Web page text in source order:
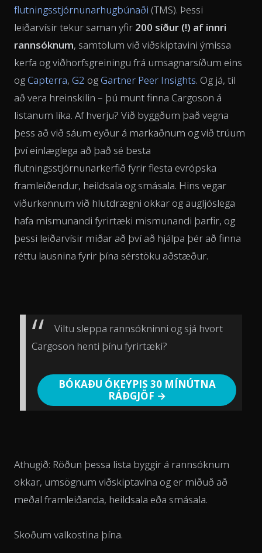
flutningsstjórnunarhugbúnaði (TMS). Þessi
leiðarvísir tekur saman yfir 200 síður (!) af innri
rannsóknum, samtölum við viðskiptavini ýmissa
kerfa og viðhorfsgreiningu frá umsagnarsíðum eins
ogCapterra, G2 og Gartner Peer Insights. Og já, til
að vera hreinskilin – þú munt finna Cargoson á
listanum líka. Af hverju? Við byggðum það vegna
þess að við sáum eyður á markaðnum og við trúum
því einlæglega að það sé besta
flutningsstjórnunarkerfið fyrir flesta evrópska
framleiðendur, heildsala og smásala. Hins vegar
viðurkennum við hlutdrægni okkar og augljóslega
hafa mismunandi fyrirtæki mismunandi þarfir, og
þessi leiðarvísir miðar að því að hjálpa þér að finna
réttu lausnina fyrir þína sérstöku aðstæður.
Viltu sleppa rannsókninni og sjá hvort
Cargoson henti þínu fyrirtæki?
BÓKAÐU ÓKEYPIS 30 MÍNÚTNA
RÁÐGJÖF →
Athugið: Röðun þessa lista byggir á rannsóknum
okkar, umsögnum viðskiptavina og er miðuð að
meðal framleiðanda, heildsala eða smásala.
Skoðum valkostina þína.